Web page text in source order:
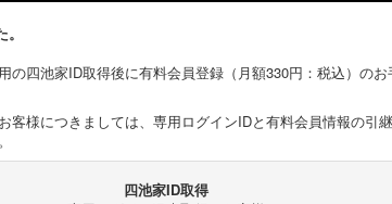
四池家ID取得後に有料会員登録（月額330円：税込）の
客様につきましては、専用ログインIDと有料会員情報の引
四池家ID取得